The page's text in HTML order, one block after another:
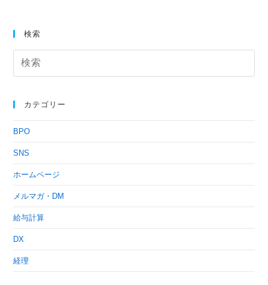
検索
カテゴリー
BPO
SNS
ホームページ
メルマガ・DM
給与計算
DX
経理